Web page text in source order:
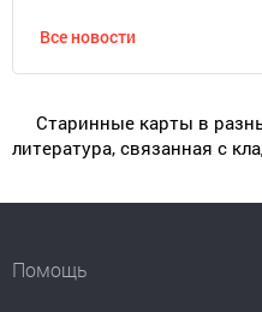
Все новости
Старинные карты в
литература, связанная с
Помощь